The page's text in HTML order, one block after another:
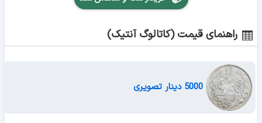
راهنمای قیمت (کاتالوگ آنتیک)